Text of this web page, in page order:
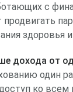
с
здоровья
дохода от
один
ко